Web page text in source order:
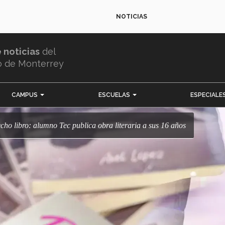
NOTICIAS
noticias del
de Monterrey
CAMPUS ESCUELAS
libro: alumno Tec publica obra literaria a sus 16 años